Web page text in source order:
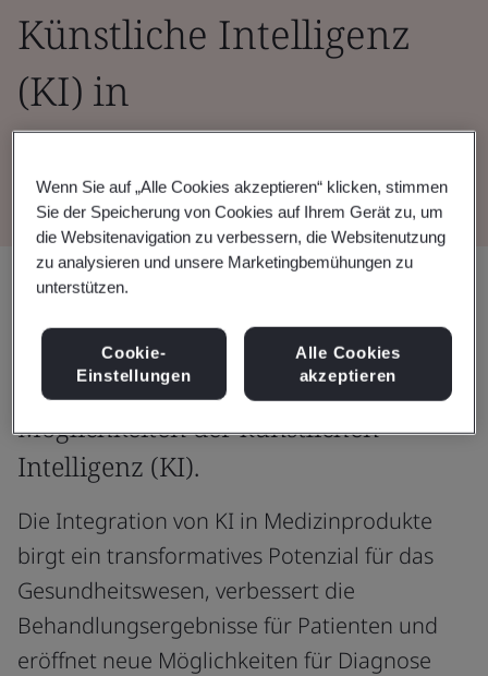
Künstliche Intelligenz
(KI) in
Medizinprodukten
Teilen:
Medizinprodukte und die
Möglichkeiten der künstlichen
Intelligenz (KI).
Die Integration von KI in Medizinprodukte
birgt ein transformatives Potenzial für das
Gesundheitswesen, verbessert die
Behandlungsergebnisse für Patienten und
eröffnet neue Möglichkeiten für Diagnose
Wenn Sie auf „Alle Cookies akzeptieren“ klicken, stimmen
Sie der Speicherung von Cookies auf Ihrem Gerät zu, um
die Websitenavigation zu verbessern, die Websitenutzung
zu analysieren und unsere Marketingbemühungen zu
unterstützen.
Cookie-
Einstellungen
Alle Cookies
akzeptieren